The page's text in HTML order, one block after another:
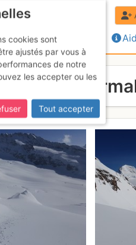
(Voie
cookies sont
ajustés par vous à
de notre
les accepter ou les
Tout accepter